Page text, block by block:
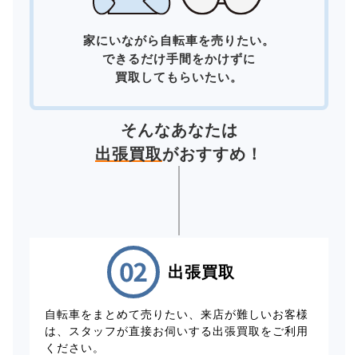
家にいながら自転車を売りたい。
できるだけ手間をかけずに
買取してもらいたい。
そんなあなたは
出張買取がおすすめ！
出張買取
自転車をまとめて売りたい、来店が難しいお客様
は、スタッフが直接お伺いする出張買取をご利用
ください。